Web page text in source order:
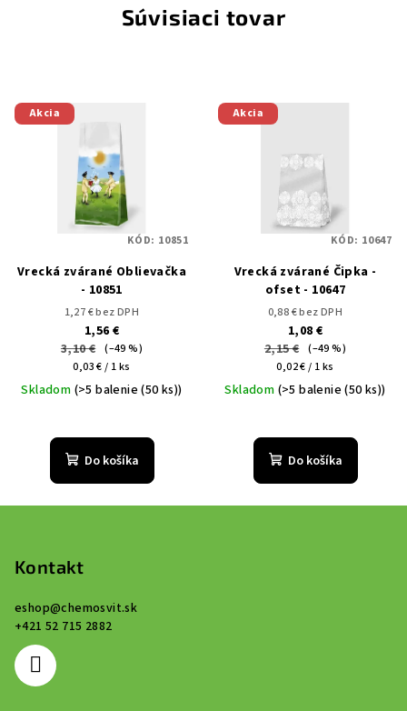
Súvisiaci tovar
Akcia
Vrecká zvárané Oblievačka
- 10851
1,27 € bez DPH
1,56 €
3,10 € (–49 %)
Jednotková
cena:
0,03 € / 1 ks
Skladom (>5 balenie (50 ks))
Do košíka
KÓD: 10851
Akcia
Vrecká zvárané Čipka -
ofset - 10647
0,88 € bez DPH
1,08 €
2,15 € (–49 %)
Jednotková
cena:
0,02 € / 1 ks
Skladom (>5 balenie (50 ks))
Do košíka
KÓD: 10647
Kontakt
eshop@chemosvit.sk
+421 52 715 2882